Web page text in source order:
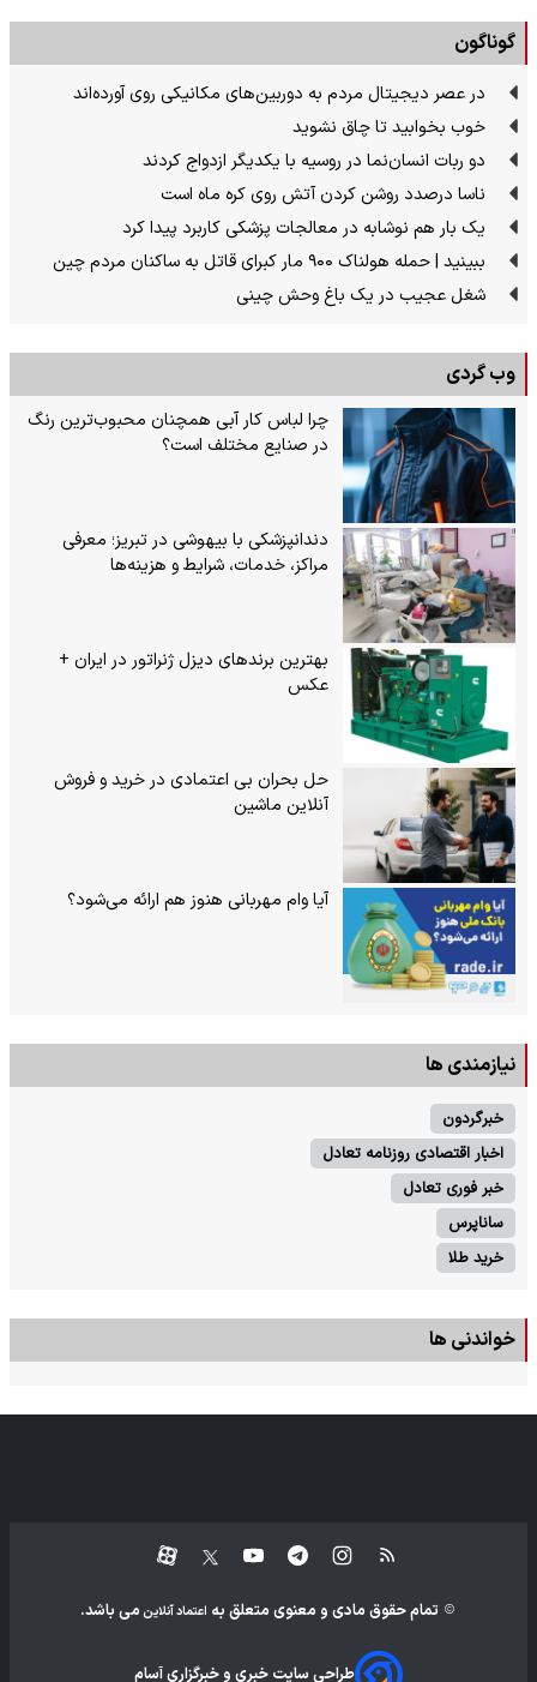
گوناگون
در عصر دیجیتال مردم به دوربین‌های مکانیکی روی آورده‌اند
خوب بخوابید تا چاق نشوید
دو ربات انسان‌نما در روسیه با یکدیگر ازدواج کردند
ناسا درصدد روشن کردن آتش روی کره ماه است
یک بار هم نوشابه در معالجات پزشکی کاربرد پیدا کرد
ببینید | حمله هولناک ۹۰۰ مار کبرای قاتل به ساکنان مردم چین
شغل عجیب در یک باغ وحش چینی
وب گردی
چرا لباس کار آبی همچنان محبوب‌ترین رنگ
در صنایع مختلف است؟
دندانپزشکی با بیهوشی در تبریز؛ معرفی
مراکز، خدمات، شرایط و هزینه‌ها
بهترین برندهای دیزل ژنراتور در ایران +
عکس
حل بحران بی‌ اعتمادی در خرید و فروش
آنلاین ماشین
آیا وام مهربانی هنوز هم ارائه می‌شود؟
نیازمندی ها
خبرگردون
اخبار اقتصادی روزنامه تعادل
خبر فوری تعادل
ساناپرس
خرید طلا
خواندنی ها
تمام حقوق مادی و معنوی متعلق به اعتماد آنلاین می باشد.
طراحی سایت خبری و خبرگزاری آسام